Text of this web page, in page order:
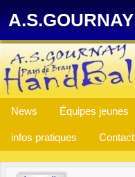
News Équipes jeunes
infos pratiques